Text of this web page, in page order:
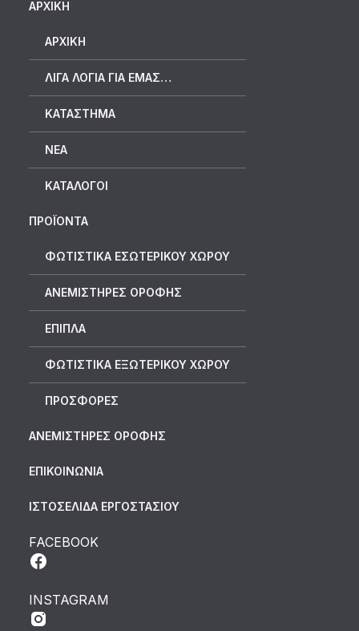
ΑΡΧΙΚΗ
ΑΡΧΙΚΉ
ΛΊΓΑ ΛΌΓΙΑ ΓΙΑ ΕΜΆΣ…
ΚΑΤΆΣΤΗΜΑ
ΝΈΑ
ΚΑΤΆΛΟΓΟΙ
ΠΡΟΪΟΝΤΑ
ΦΩΤΙΣΤΙΚΑ ΕΣΩΤΕΡΙΚΟΥ ΧΩΡΟΥ
ΑΝΕΜΙΣΤΗΡΕΣ ΟΡΟΦΗΣ
ΕΠΙΠΛΑ
ΦΩΤΙΣΤΙΚΑ ΕΞΩΤΕΡΙΚΟΥ ΧΩΡΟΥ
ΠΡΟΣΦΟΡΕΣ
ΑΝΕΜΙΣΤΗΡΕΣ ΟΡΟΦΗΣ
ΕΠΙΚΟΙΝΩΝΙΑ
ΙΣΤΟΣΕΛΙΔΑ ΕΡΓΟΣΤΑΣΙΟΥ
FACEBOOK
INSTAGRAM